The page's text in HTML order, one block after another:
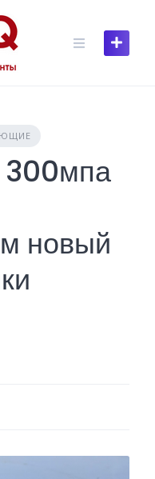
300мпа
новый